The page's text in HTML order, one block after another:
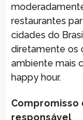
restaurantes
cidades do
diretamente os
ambiente mais
happy hour.
Compromisso
responsável